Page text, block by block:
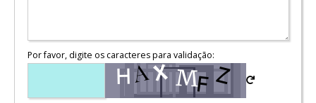
Por favor, digite os caracteres para validação: